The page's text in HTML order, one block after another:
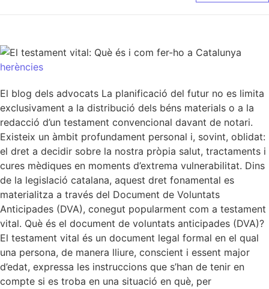
herències
El blog dels advocats La planificació del futur no es limita
exclusivament a la distribució dels béns materials o a la
redacció d’un testament convencional davant de notari.
Existeix un àmbit profundament personal i, sovint, oblidat:
el dret a decidir sobre la nostra pròpia salut, tractaments i
cures mèdiques en moments d’extrema vulnerabilitat. Dins
de la legislació catalana, aquest dret fonamental es
materialitza a través del Document de Voluntats
Anticipades (DVA), conegut popularment com a testament
vital. Què és el document de voluntats anticipades (DVA)?
El testament vital és un document legal formal en el qual
una persona, de manera lliure, conscient i essent major
d’edat, expressa les instruccions que s’han de tenir en
compte si es troba en una situació en què, per